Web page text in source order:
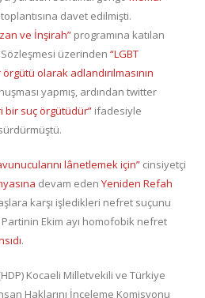
davet edilmişti.
ve İnşirah” programına katılan
üzerinden “LGBT
olarak adlandırılmasının
yapmış, ardından twitter
bir suç örgütüdür” ifadesiyle
lânetlemek için” cinsiyetçi
devam eden Yeniden Refah
karşı işledikleri nefret suçunu
Ekim ayı homofobik nefret
.
Kocaeli Milletvekili ve Türkiye
Haklarını İnceleme Komisyonu